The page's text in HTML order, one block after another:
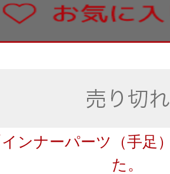
ンナーパーツ（手足
た。